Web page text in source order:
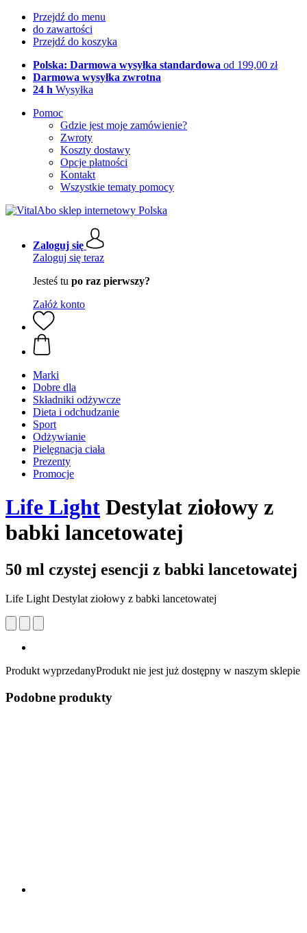
Przejdź do menu
do zawartości
Przejdź do koszyka
Polska: Darmowa wysyłka standardowa od 199,00 zł
Darmowa wysyłka zwrotna
24 h Wysyłka
Pomoc
Gdzie jest moje zamówienie?
Zwroty
Koszty dostawy
Opcje płatności
Kontakt
Wszystkie tematy pomocy
Zaloguj się
Zaloguj się teraz
Jesteś tu po raz pierwszy?
Załóż konto
Marki
Dobre dla
Składniki odżywcze
Dieta i odchudzanie
Sport
Odżywianie
Pielęgnacja ciała
Prezenty
Promocje
Life Light Destylat ziołowy z
babki lancetowatej
50 ml czystej esencji z babki lancetowatej
Life Light Destylat ziołowy z babki lancetowatej
Produkt wyprzedanyProdukt nie jest już dostępny w naszym sklepie
Podobne produkty